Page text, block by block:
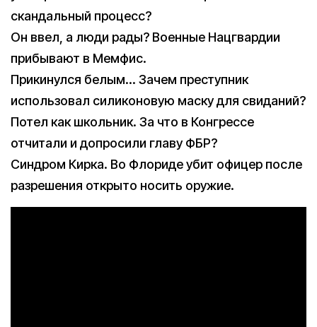
скандальный процесс?
Он ввел, а люди рады? Военные Нацгвардии
прибывают в Мемфис.
Прикинулся белым… Зачем преступник
использовал силиконовую маску для свиданий?
Потел как школьник. За что в Конгрессе
отчитали и допросили главу ФБР?
Синдром Кирка. Во Флориде убит офицер после
разрешения открыто носить оружие.